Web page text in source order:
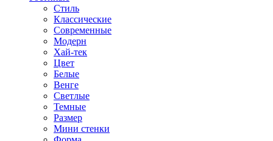
Стиль
Классические
Современные
Модерн
Хай-тек
Цвет
Белые
Венге
Светлые
Темные
Размер
Мини стенки